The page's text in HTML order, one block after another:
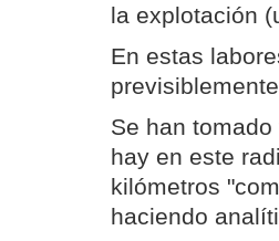
la explotación
En estas
Se han
hay en este
kilómetros
haciendo